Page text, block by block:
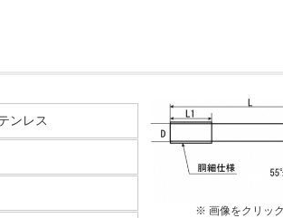
ンレス
※ 画像をクリッ